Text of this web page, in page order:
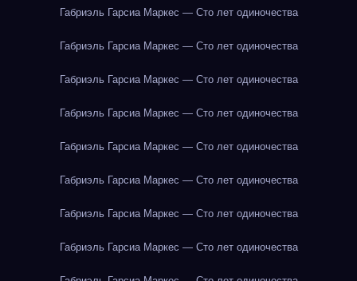
Габриэль Гарсиа Маркес — Сто лет одиночества
Габриэль Гарсиа Маркес — Сто лет одиночества
Габриэль Гарсиа Маркес — Сто лет одиночества
Габриэль Гарсиа Маркес — Сто лет одиночества
Габриэль Гарсиа Маркес — Сто лет одиночества
Габриэль Гарсиа Маркес — Сто лет одиночества
Габриэль Гарсиа Маркес — Сто лет одиночества
Габриэль Гарсиа Маркес — Сто лет одиночества